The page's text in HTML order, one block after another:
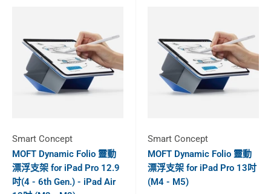
Smart Concept
MOFT Dynamic Folio 靈動
漂浮支架 for iPad Pro 12.9
吋(4 - 6th Gen.) - iPad Air
Smart Concept
MOFT Dynamic Folio 靈動
漂浮支架 for iPad Pro 13吋
(M4 - M5)